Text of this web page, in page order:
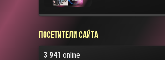
Посетители сайта
3 941 online